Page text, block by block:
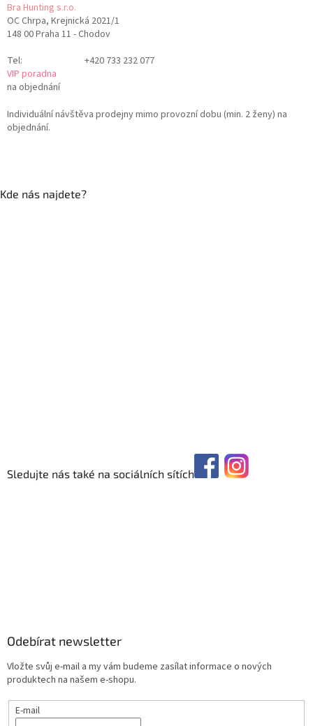
Bra Hunting s.r.o.
OC Chrpa, Krejnická 2021/1
148 00 Praha 11 - Chodov
Tel:
+420 733 232 077
VIP poradna
na objednání
Individuální návštěva prodejny mimo provozní dobu (min. 2 ženy) na
objednání.
Kde nás najdete?
Sledujte nás také na sociálních sítích
Odebírat newsletter
Vložte svůj e-mail a my vám budeme zasílat informace o nových
produktech na našem e-shopu.
E-mail